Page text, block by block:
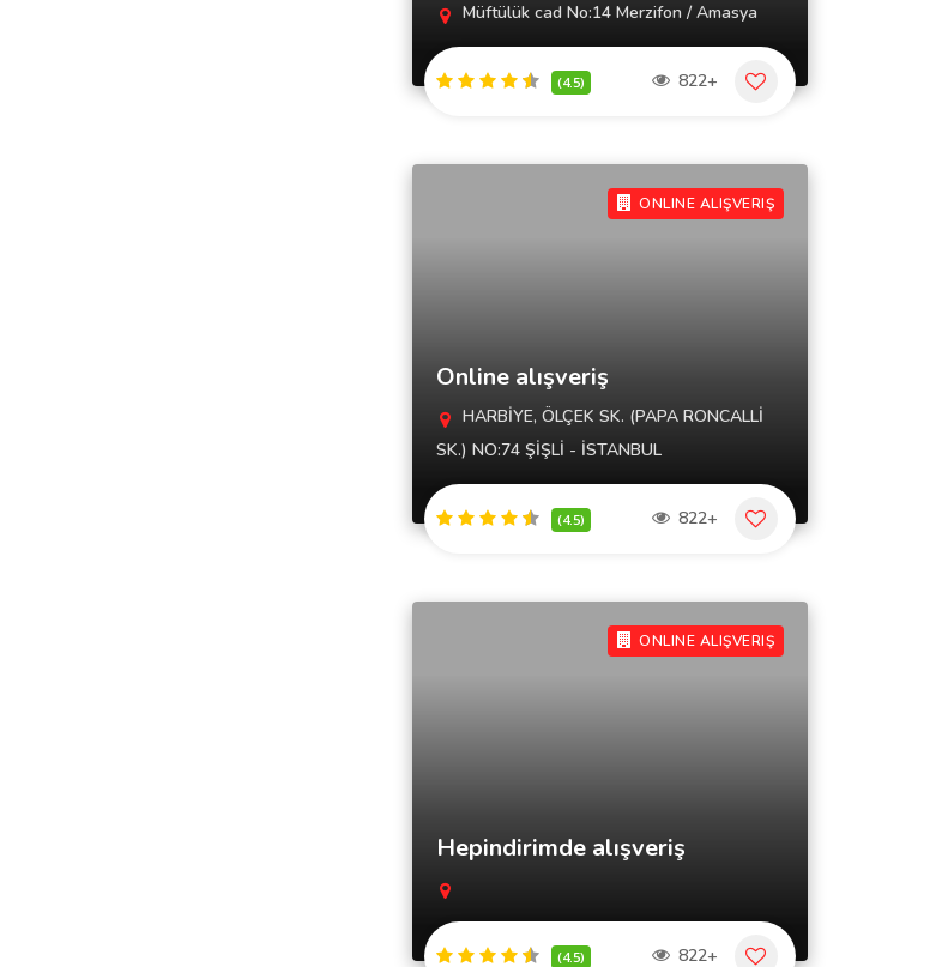
Müftülük cad No:14 Merzifon / Amasya
(4.5) 822+
ONLINE ALIŞVERIŞ
Online alışveriş
HARBİYE, ÖLÇEK SK. (PAPA RONCALLİ
SK.) NO:74 ŞİŞLİ - İSTANBUL
(4.5) 822+
ONLINE ALIŞVERIŞ
Hepindirimde alışveriş
(4.5) 822+